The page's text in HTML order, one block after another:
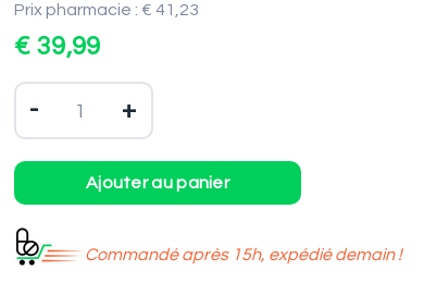
Prix pharmacie : € 41,23
€ 39,99
- +
Commandé après 15h, expédié demain !